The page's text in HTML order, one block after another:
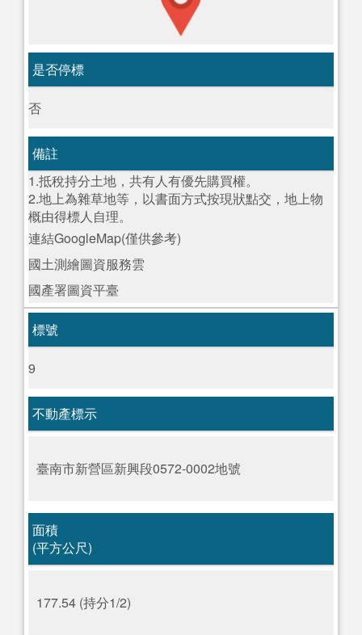
是否停標
否
備註
1.抵稅持分土地，共有人有優先購買權。
2.地上為雜草地等，以書面方式按現狀點交，地上物
概由得標人自理。
連結GoogleMap(僅供參考)
國土測繪圖資服務雲
國產署圖資平臺
標號
9
不動產標示
臺南市新營區新興段0572-0002地號
面積
(平方公尺)
177.54 (持分1/2)